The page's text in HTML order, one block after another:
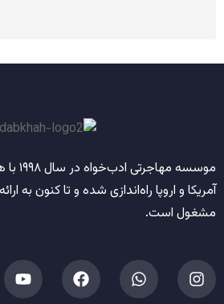
موسسه مهاجرتی ادب‌خواه در سال
آمریکا و اروپا راه‌اندازی شده و تا کنون به
مشغول است.